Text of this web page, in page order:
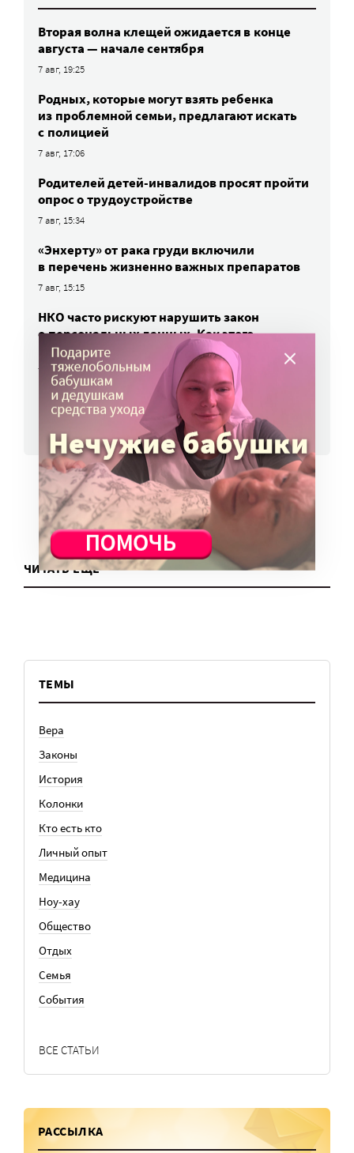
Вторая волна клещей ожидается в конце
августа — начале сентября
7 авг, 19:25
Родных, которые могут взять ребенка
из проблемной семьи, предлагают искать
с полицией
7 авг, 17:06
Родителей детей-инвалидов просят пройти
опрос о трудоустройстве
7 авг, 15:34
«Энхерту» от рака груди включили
в перечень жизненно важных препаратов
7 авг, 15:15
НКО часто рискуют нарушить закон
о персональных данных. Как этого
избежать?
7 авг, 13:13
ВСЕ НОВОСТИ
ЧИТАТЬ ЕЩЕ
ТЕМЫ
Вера
Законы
История
Колонки
Кто есть кто
Личный опыт
Медицина
Ноу-хау
Общество
Отдых
Семья
События
ВСЕ СТАТЬИ
РАССЫЛКА